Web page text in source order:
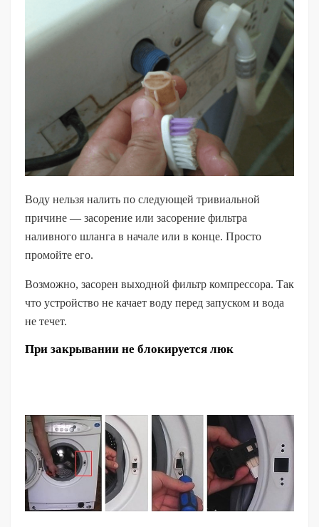
Воду нельзя налить по следующей тривиальной
причине — засорение или засорение фильтра
наливного шланга в начале или в конце. Просто
промойте его.
Возможно, засорен выходной фильтр компрессора. Так
что устройство не качает воду перед запуском и вода
не течет.
При закрывании не блокируется люк